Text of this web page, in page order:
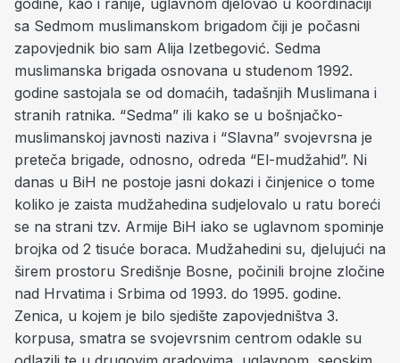
godine, kao i ranije, uglavnom djelovao u koordinaciji
sa Sedmom muslimanskom brigadom čiji je počasni
zapovjednik bio sam Alija Izetbegović. Sedma
muslimanska brigada osnovana u studenom 1992.
godine sastojala se od domaćih, tadašnjih Muslimana i
stranih ratnika. “Sedma” ili kako se u bošnjačko-
muslimanskoj javnosti naziva i “Slavna” svojevrsna je
preteča brigade, odnosno, odreda “El-mudžahid”. Ni
danas u BiH ne postoje jasni dokazi i činjenice o tome
koliko je zaista mudžahedina sudjelovalo u ratu boreći
se na strani tzv. Armije BiH iako se uglavnom spominje
brojka od 2 tisuće boraca. Mudžahedini su, djelujući na
širem prostoru Središnje Bosne, počinili brojne zločine
nad Hrvatima i Srbima od 1993. do 1995. godine.
Zenica, u kojem je bilo sjedište zapovjedništva 3.
korpusa, smatra se svojevrsnim centrom odakle su